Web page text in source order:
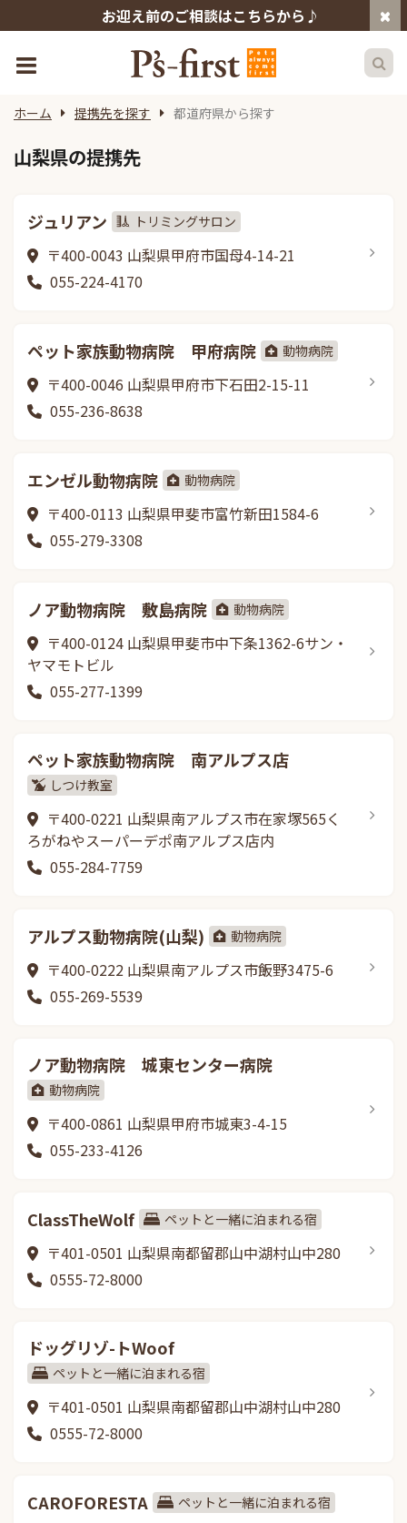
お迎え前のご相談はこちらから♪
ホーム 提携先を探す 都道府県から探す
山梨県の提携先
ジュリアン トリミングサロン
〒400-0043 山梨県甲府市国母4-14-21
055-224-4170
ペット家族動物病院 甲府病院 動物病院
〒400-0046 山梨県甲府市下石田2-15-11
055-236-8638
エンゼル動物病院 動物病院
〒400-0113 山梨県甲斐市富竹新田1584-6
055-279-3308
ノア動物病院 敷島病院 動物病院
〒400-0124 山梨県甲斐市中下条1362-6サン・
ヤマモトビル
055-277-1399
ペット家族動物病院 南アルプス店
しつけ教室
〒400-0221 山梨県南アルプス市在家塚565く
ろがねやスーパーデポ南アルプス店内
055-284-7759
アルプス動物病院(山梨) 動物病院
〒400-0222 山梨県南アルプス市飯野3475-6
055-269-5539
ノア動物病院 城東センター病院
動物病院
〒400-0861 山梨県甲府市城東3-4-15
055-233-4126
ClassTheWolf ペットと一緒に泊まれる宿
〒401-0501 山梨県南都留郡山中湖村山中280
0555-72-8000
ドッグリゾ-トWoof
ペットと一緒に泊まれる宿
〒401-0501 山梨県南都留郡山中湖村山中280
0555-72-8000
CAROFORESTA ペットと一緒に泊まれる宿